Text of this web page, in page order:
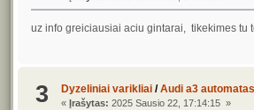
uz info greiciausiai aciu gintarai, tikekimes tu
3 Dyzeliniai varikliai /Audi a3
«Įrašytas: 2025 Sausio 22, 17:14:15 »